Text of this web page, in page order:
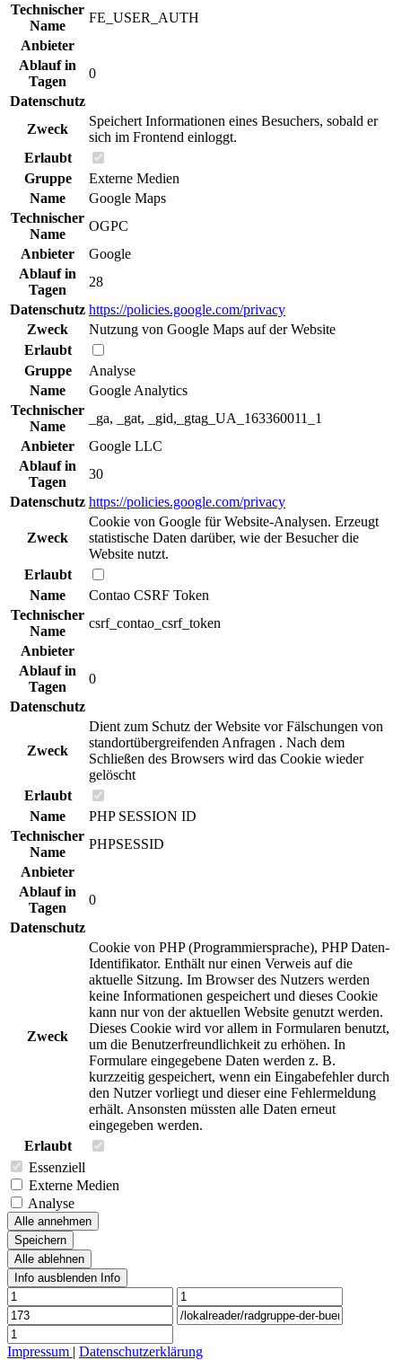
Technischer
Name
FE_USER_AUTH
Anbieter
Ablauf in
Tagen
0
Datenschutz
Zweck
Speichert Informationen eines Besuchers, sobald er
sich im Frontend einloggt.
Erlaubt
Gruppe
Externe Medien
Name
Google Maps
Technischer
Name
OGPC
Anbieter
Google
Ablauf in
Tagen
28
Datenschutz https://policies.google.com/privacy
Zweck
Nutzung von Google Maps auf der Website
Erlaubt
Gruppe
Analyse
Name
Google Analytics
Technischer
Name
_ga, _gat, _gid,_gtag_UA_163360011_1
Anbieter
Google LLC
Ablauf in
Tagen
30
Datenschutz https://policies.google.com/privacy
Zweck
Cookie von Google für Website-Analysen. Erzeugt
statistische Daten darüber, wie der Besucher die
Website nutzt.
Erlaubt
Name
Contao CSRF Token
Technischer
Name
csrf_contao_csrf_token
Anbieter
Ablauf in
Tagen
0
Datenschutz
Zweck
Dient zum Schutz der Website vor Fälschungen von
standortübergreifenden Anfragen . Nach dem
Schließen des Browsers wird das Cookie wieder
gelöscht
Erlaubt
Name
PHP SESSION ID
Technischer
Name
PHPSESSID
Anbieter
Ablauf in
Tagen
0
Datenschutz
Zweck
Cookie von PHP (Programmiersprache), PHP Daten-
Identifikator. Enthält nur einen Verweis auf die
aktuelle Sitzung. Im Browser des Nutzers werden
keine Informationen gespeichert und dieses Cookie
kann nur von der aktuellen Website genutzt werden.
Dieses Cookie wird vor allem in Formularen benutzt,
um die Benutzerfreundlichkeit zu erhöhen. In
Formulare eingegebene Daten werden z. B.
kurzzeitig gespeichert, wenn ein Eingabefehler durch
den Nutzer vorliegt und dieser eine Fehlermeldung
erhält. Ansonsten müssten alle Daten erneut
eingegeben werden.
Erlaubt
Essenziell
Externe Medien
Analyse
Alle annehmen
Speichern
Alle ablehnen
Info ausblenden Info
Impressum | Datenschutzerklärung